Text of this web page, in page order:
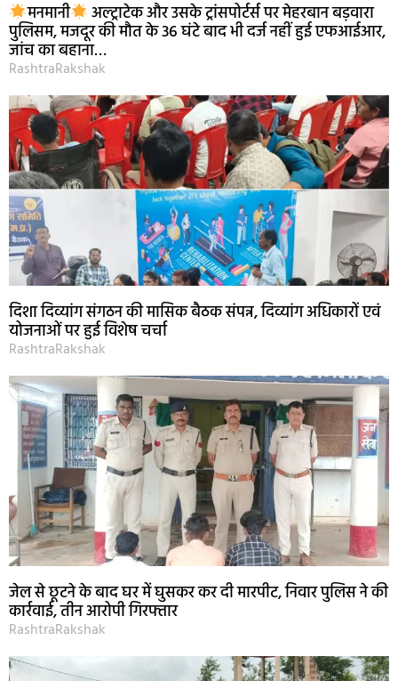
मनमानी अल्ट्राटेक और उसके ट्रांसपोर्टर्स पर मेहरबान बड़वारा
पुलिसम, मजदूर की मौत के 36 घंटे बाद भी दर्ज नहीं हुई एफआईआर,
जांच का बहाना…
RashtraRakshak
दिशा दिव्यांग संगठन की मासिक बैठक संपन्न, दिव्यांग अधिकारों एवं
योजनाओं पर हुई विशेष चर्चा
RashtraRakshak
जेल से छूटने के बाद घर में घुसकर कर दी मारपीट, निवार पुलिस ने की
कार्रवाई, तीन आरोपी गिरफ्तार
RashtraRakshak